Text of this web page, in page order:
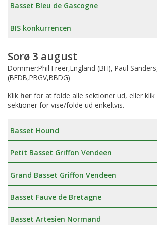
Basset Bleu de Gascogne
BIS konkurrencen
Sorø 3 august
Dommer:Phil Freer,England (BH), Paul
(BFDB,PBGV,BBDG)
Klik her for at folde alle sektioner ud, eller klik
sektioner for vise/folde ud enkeltvis.
Basset Hound
Petit Basset Griffon Vendeen
Grand Basset Griffon Vendeen
Basset Fauve de Bretagne
Basset Artesien Normand